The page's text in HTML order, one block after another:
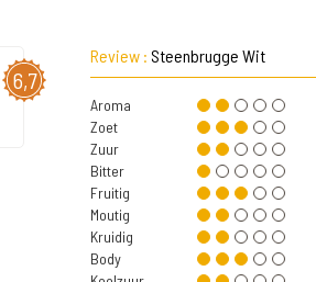
6,7
Review : Steenbrugge Wit
Aroma
Zoet
Zuur
Bitter
Fruitig
Moutig
Kruidig
Body